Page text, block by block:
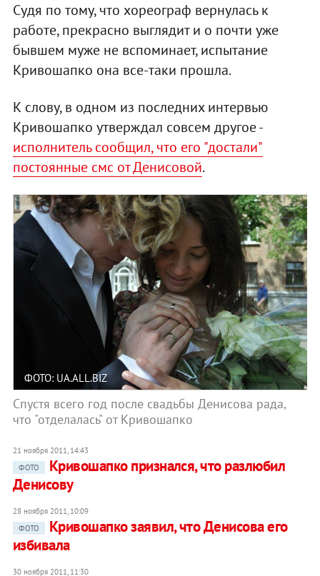
Судя по тому, что хореограф вернулась к
работе, прекрасно выглядит и о почти уже
бывшем муже не вспоминает, испытание
Кривошапко она все-таки прошла.
К слову, в одном из последних интервью
Кривошапко утверждал совсем другое -
исполнитель сообщил, что его "достали"
постоянные смс от Денисовой.
ФОТО: UA.ALL.BIZ
Спустя всего год после свадьбы Денисова рада,
что "отделалась" от Кривошапко
21 ноября 2011, 14:43
ФОТО
Кривошапко признался, что разлюбил
Денисову
28 ноября 2011, 10:09
ФОТО
Кривошапко заявил, что Денисова его
избивала
30 ноября 2011, 11:30